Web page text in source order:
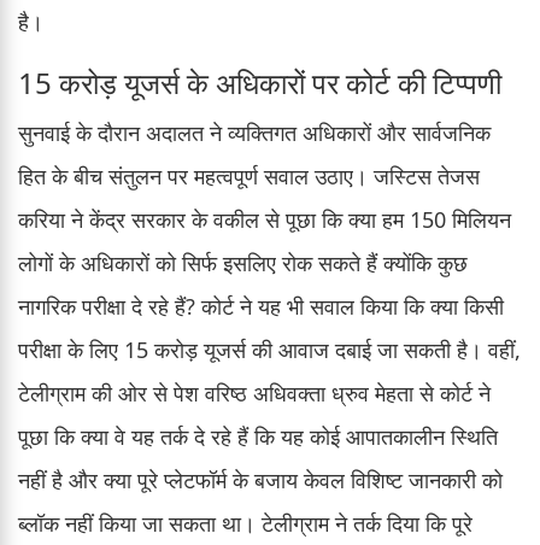
है।
15 करोड़ यूजर्स के अधिकारों पर कोर्ट की टिप्पणी
सुनवाई के दौरान अदालत ने व्यक्तिगत अधिकारों और सार्वजनिक
हित के बीच संतुलन पर महत्वपूर्ण सवाल उठाए। जस्टिस तेजस
करिया ने केंद्र सरकार के वकील से पूछा कि क्या हम 150 मिलियन
लोगों के अधिकारों को सिर्फ इसलिए रोक सकते हैं क्योंकि कुछ
नागरिक परीक्षा दे रहे हैं? कोर्ट ने यह भी सवाल किया कि क्या किसी
परीक्षा के लिए 15 करोड़ यूजर्स की आवाज दबाई जा सकती है। वहीं,
टेलीग्राम की ओर से पेश वरिष्ठ अधिवक्ता ध्रुव मेहता से कोर्ट ने
पूछा कि क्या वे यह तर्क दे रहे हैं कि यह कोई आपातकालीन स्थिति
नहीं है और क्या पूरे प्लेटफॉर्म के बजाय केवल विशिष्ट जानकारी को
ब्लॉक नहीं किया जा सकता था। टेलीग्राम ने तर्क दिया कि पूरे